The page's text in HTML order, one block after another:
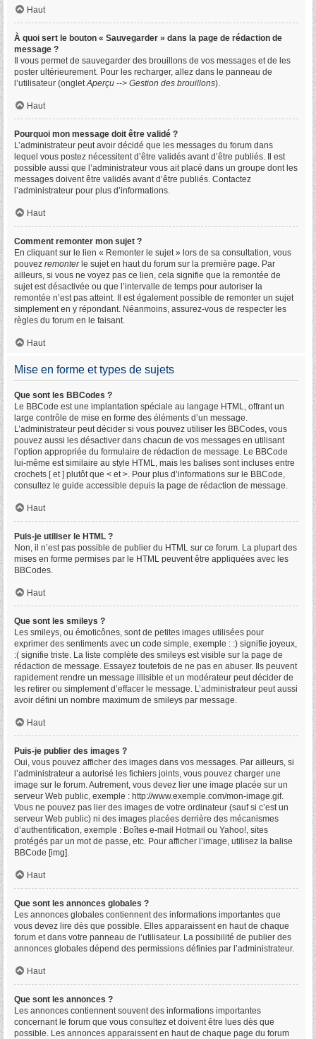
Haut
À quoi sert le bouton « Sauvegarder » dans la page de rédaction de
message ?
Il vous permet de sauvegarder des brouillons de vos messages et de les
poster ultérieurement. Pour les recharger, allez dans le panneau de
l’utilisateur (ongletAperçu --> Gestion des brouillons).
Haut
Pourquoi mon message doit être validé ?
L’administrateur peut avoir décidé que les messages du forum dans
lequel vous postez nécessitent d’être validés avant d’être publiés. Il est
possible aussi que l’administrateur vous ait placé dans un groupe dont les
messages doivent être validés avant d’être publiés. Contactez
l’administrateur pour plus d’informations.
Haut
Comment remonter mon sujet ?
En cliquant sur le lien « Remonter le sujet » lors de sa consultation, vous
pouvez remonterle sujet en haut du forum sur la première page. Par
ailleurs, si vous ne voyez pas ce lien, cela signifie que la remontée de
sujet est désactivée ou que l’intervalle de temps pour autoriser la
remontée n’est pas atteint. Il est également possible de remonter un sujet
simplement en y répondant. Néanmoins, assurez-vous de respecter les
règles du forum en le faisant.
Haut
Mise en forme et types de sujets
Que sont les BBCodes ?
Le BBCode est une implantation spéciale au langage HTML, offrant un
large contrôle de mise en forme des éléments d’un message.
L’administrateur peut décider si vous pouvez utiliser les BBCodes, vous
pouvez aussi les désactiver dans chacun de vos messages en utilisant
l’option appropriée du formulaire de rédaction de message. Le BBCode
lui-même est similaire au style HTML, mais les balises sont incluses entre
crochets [ et ] plutôt que < et >. Pour plus d’informations sur le BBCode,
consultez le guide accessible depuis la page de rédaction de message.
Haut
Puis-je utiliser le HTML ?
Non, il n’est pas possible de publier du HTML sur ce forum. La plupart des
mises en forme permises par le HTML peuvent être appliquées avec les
BBCodes.
Haut
Que sont les smileys ?
Les smileys, ou émoticônes, sont de petites images utilisées pour
exprimer des sentiments avec un code simple, exemple : :) signifie joyeux,
:( signifie triste. La liste complète des smileys est visible sur la page de
rédaction de message. Essayez toutefois de ne pas en abuser. Ils peuvent
rapidement rendre un message illisible et un modérateur peut décider de
les retirer ou simplement d’effacer le message. L’administrateur peut aussi
avoir défini un nombre maximum de smileys par message.
Haut
Puis-je publier des images ?
Oui, vous pouvez afficher des images dans vos messages. Par ailleurs, si
l’administrateur a autorisé les fichiers joints, vous pouvez charger une
image sur le forum. Autrement, vous devez lier une image placée sur un
serveur Web public, exemple : http://www.exemple.com/mon-image.gif.
Vous ne pouvez pas lier des images de votre ordinateur (sauf si c’est un
serveur Web public) ni des images placées derrière des mécanismes
d’authentification, exemple : Boîtes e-mail Hotmail ou Yahoo!, sites
protégés par un mot de passe, etc. Pour afficher l’image, utilisez la balise
BBCode [img].
Haut
Que sont les annonces globales ?
Les annonces globales contiennent des informations importantes que
vous devez lire dès que possible. Elles apparaissent en haut de chaque
forum et dans votre panneau de l’utilisateur. La possibilité de publier des
annonces globales dépend des permissions définies par l’administrateur.
Haut
Que sont les annonces ?
Les annonces contiennent souvent des informations importantes
concernant le forum que vous consultez et doivent être lues dès que
possible. Les annonces apparaissent en haut de chaque page du forum